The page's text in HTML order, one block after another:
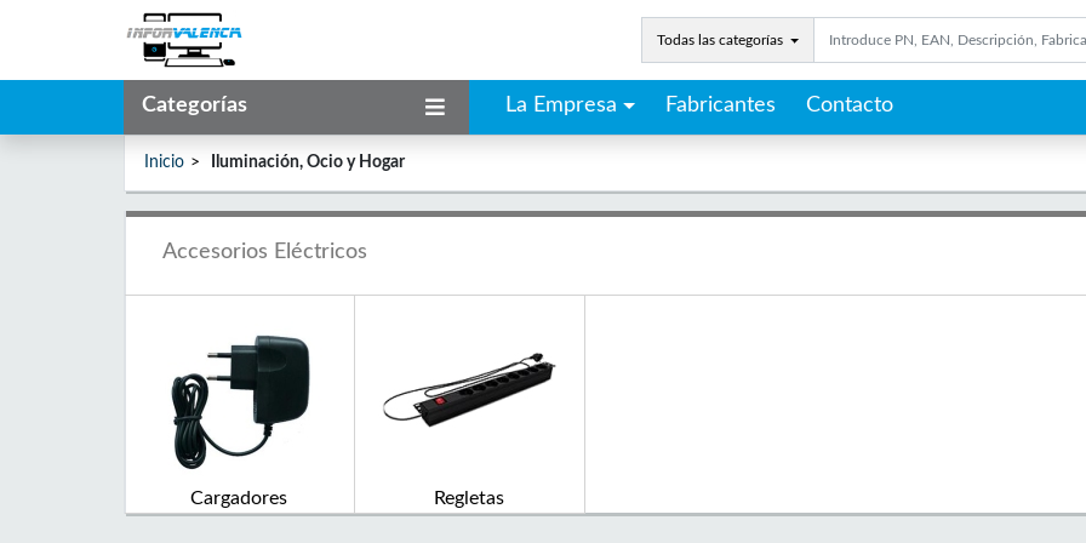
Todas las categorías
Categorías La Empresa Fabricantes Contacto
Inicio Iluminación, Ocio y Hogar
Accesorios Eléctricos
Cargadores Regletas